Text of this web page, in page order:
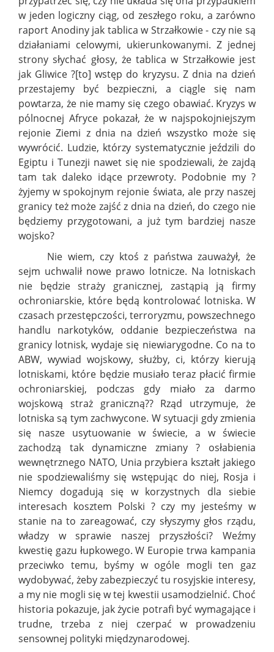
w jeden logiczny ciąg, od zeszłego roku, a zarówno
raport Anodiny jak tablica w Strzałkowie - czy nie są
działaniami celowymi, ukierunkowanymi. Z jednej
strony słychać głosy, że tablica w Strzałkowie jest
jak Gliwice ?[to] wstęp do kryzysu. Z dnia na dzień
przestajemy być bezpieczni, a ciągle się nam
powtarza, że nie mamy się czego obawiać. Kryzys w
pólnocnej Afryce pokazał, że w najspokojniejszym
rejonie Ziemi z dnia na dzień wszystko może się
wywrócić. Ludzie, którzy systematycznie jeździli do
Egiptu i Tunezji nawet się nie spodziewali, że zajdą
tam tak daleko idące przewroty. Podobnie my ?
żyjemy w spokojnym rejonie świata, ale przy naszej
granicy też może zajść z dnia na dzień, do czego nie
będziemy przygotowani, a już tym bardziej nasze
wojsko?
Nie wiem, czy ktoś z państwa zauważył, że
sejm uchwalił nowe prawo lotnicze. Na lotniskach
nie będzie straży granicznej, zastąpią ją firmy
ochroniarskie, które będą kontrolować lotniska. W
czasach przestępczości, terroryzmu, powszechnego
handlu narkotyków, oddanie bezpieczeństwa na
granicy lotnisk, wydaje się niewiarygodne. Co na to
ABW, wywiad wojskowy, służby, ci, którzy kierują
lotniskami, które będzie musiało teraz płacić firmie
ochroniarskiej, podczas gdy miało za darmo
wojskową straż graniczną?? Rząd utrzymuje, że
lotniska są tym zachwycone. W sytuacji gdy zmienia
się nasze usytuowanie w świecie, a w świecie
zachodzą tak dynamiczne zmiany ? osłabienia
wewnętrznego NATO, Unia przybiera kształt jakiego
nie spodziewaliśmy się wstępując do niej, Rosja i
Niemcy dogadują się w korzystnych dla siebie
interesach kosztem Polski ? czy my jesteśmy w
stanie na to zareagować, czy słyszymy głos rządu,
władzy w sprawie naszej przyszłości? Weźmy
kwestię gazu łupkowego. W Europie trwa kampania
przeciwko temu, byśmy w ogóle mogli ten gaz
wydobywać, żeby zabezpieczyć tu rosyjskie interesy,
a my nie mogli się w tej kwestii usamodzielnić. Choć
historia pokazuje, jak życie potrafi być wymagające i
trudne, trzeba z niej czerpać w prowadzeniu
sensownej polityki międzynarodowej.